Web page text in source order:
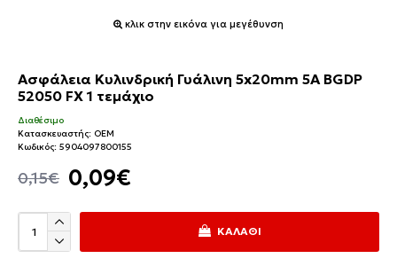
κλικ στην εικόνα για μεγέθυνση
Ασφάλεια Κυλινδρική Γυάλινη 5x20mm 5A BGDP
52050 FX 1 τεμάχιο
0,09€
0,15€
Διαθέσιμο
Κατασκευαστής: OEM
Κωδικός: 5904097800155
ΚΑΛΆΘΙ